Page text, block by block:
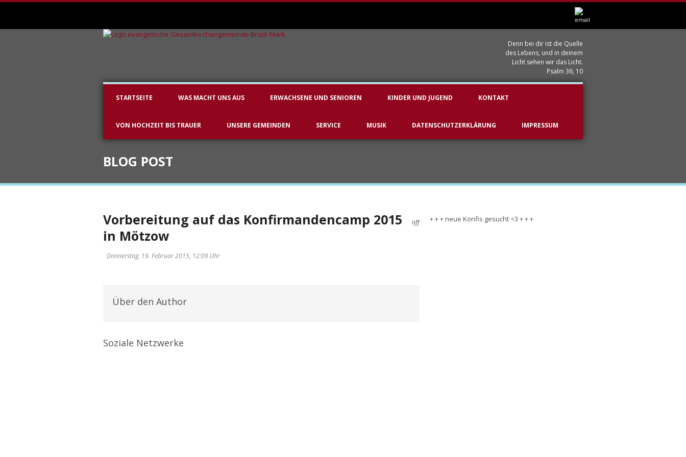
Denn bei dir ist die Quelle
des Lebens, und in deinem
Licht sehen wir das Licht.
Psalm 36, 10
STARTSEITE WAS MACHT UNS AUS ERWACHSENE UND SENIOREN KINDER UND JUGEND KONTAKT
VON HOCHZEIT BIS TRAUER UNSERE GEMEINDEN SERVICE MUSIK DATENSCHUTZERKLÄRUNG IMPRESSUM
BLOG POST
off
Vorbereitung auf das Konfirmandencamp 2015
in Mötzow
Donnerstag, 19. Februar 2015, 12:09 Uhr
Über den Author
Soziale Netzwerke
+ + + neue Konfis gesucht <3 + + +